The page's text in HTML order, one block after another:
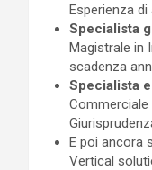
Esperienza
Specialista
Magistrale in
scadenza
Specialista
Commerciale
E poi ancora
Vertical